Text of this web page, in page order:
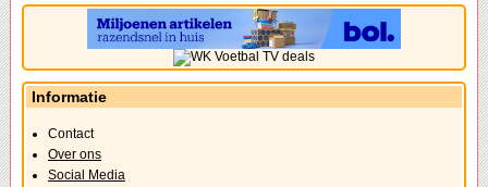
Informatie
Contact
Over ons
Social Media